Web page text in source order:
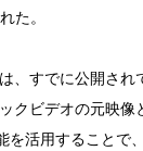
た。
、すでに公開され
クビデオの元映像
を活用することで